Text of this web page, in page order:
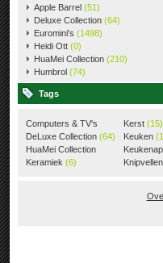
Apple Barrel (51)
Deluxe Collection (64)
Euromini's (1498)
Heidi Ott (0)
HuaMei Collection (210)
Humbrol (74)
Tags
Computers & TV's
(18)
DeLuxe Collection (64)
HuaMei Collection
(205)
Keramiek (6)
Kerst (15)
Keuken
Knipvellen